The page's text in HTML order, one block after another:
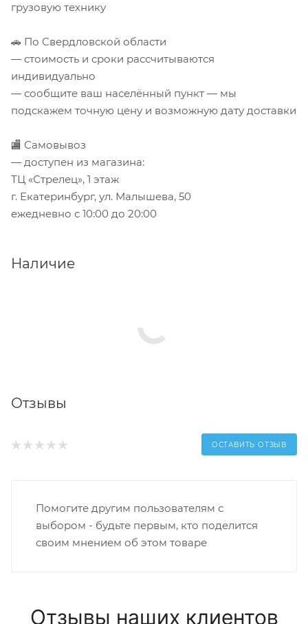
грузовую технику
🚗 По Свердловской области
— стоимость и сроки рассчитываются
индивидуально
— сообщите ваш населённый пункт — мы
подскажем точную цену и возможную дату доставки
🏬 Самовывоз
— доступен из магазина:
ТЦ «Стрелец», 1 этаж
г. Екатеринбург, ул. Малышева, 50
ежедневно с 10:00 до 20:00
Наличие
Отзывы
ОСТАВИТЬ ОТЗЫВ
Помогите другим пользователям с
выбором - будьте первым, кто поделится
своим мнением об этом товаре
Отзывы наших клиентов